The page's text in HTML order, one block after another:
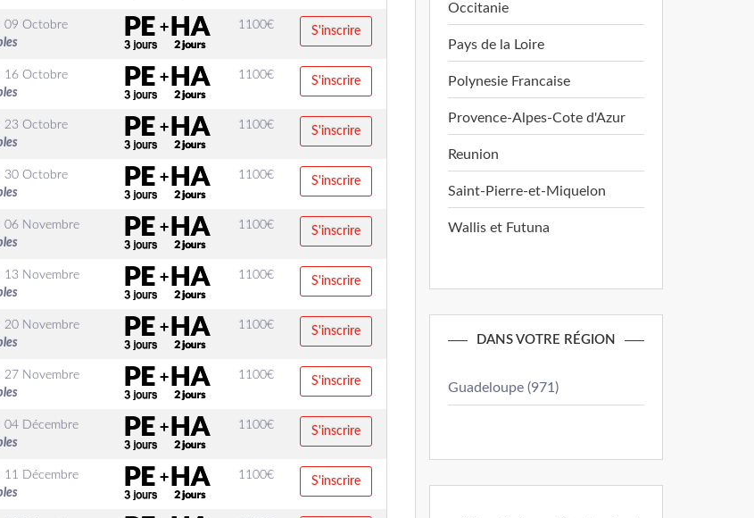
09 Octobre
1100€ S'inscrire
16 Octobre
1100€ S'inscrire
23 Octobre
1100€ S'inscrire
30 Octobre
1100€ S'inscrire
06 Novembre
1100€ S'inscrire
13 Novembre
1100€ S'inscrire
20 Novembre
1100€ S'inscrire
27 Novembre
1100€ S'inscrire
04 Décembre
1100€ S'inscrire
11 Décembre
1100€ S'inscrire
Occitanie
Pays de la Loire
Polynesie Francaise
Provence-Alpes-Cote d'Azur
Reunion
Saint-Pierre-et-Miquelon
Wallis et Futuna
DANS VOTRE RÉGION
Guadeloupe (971)